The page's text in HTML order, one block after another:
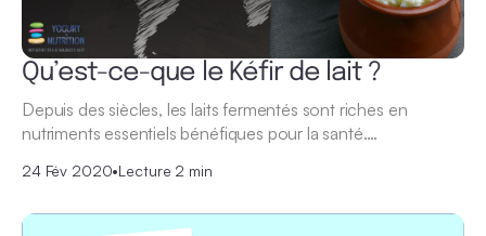
Qu’est-ce-que le Kéfir de lait ?
Depuis des siècles, les laits fermentés sont riches en
nutriments essentiels bénéfiques pour la santé.…
24 Fév 2020•Lecture 2 min